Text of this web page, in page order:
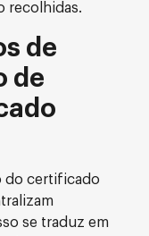
recolhidas.
de
de
do certificado
se traduz em